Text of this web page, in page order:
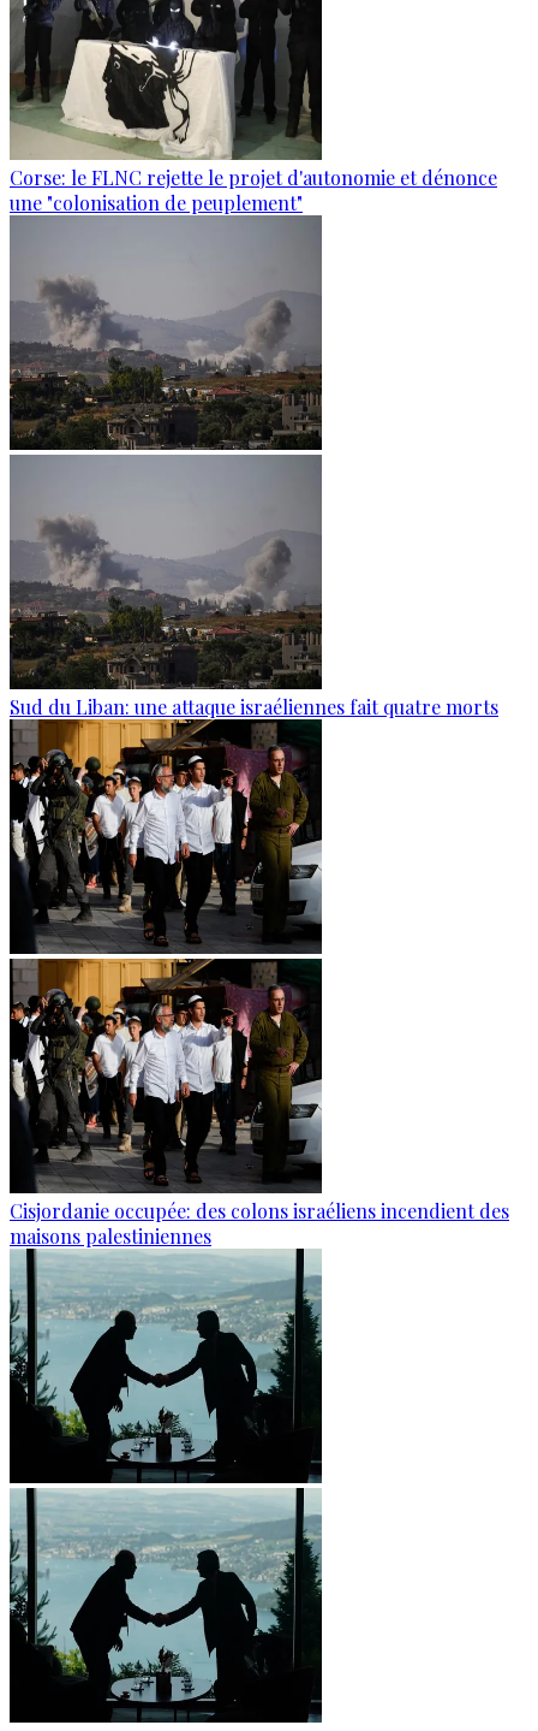
Corse: le FLNC rejette le projet d'autonomie et dénonce
une "colonisation de peuplement"
Sud du Liban: une attaque israéliennes fait quatre morts
Cisjordanie occupée: des colons israéliens incendient des
maisons palestiniennes